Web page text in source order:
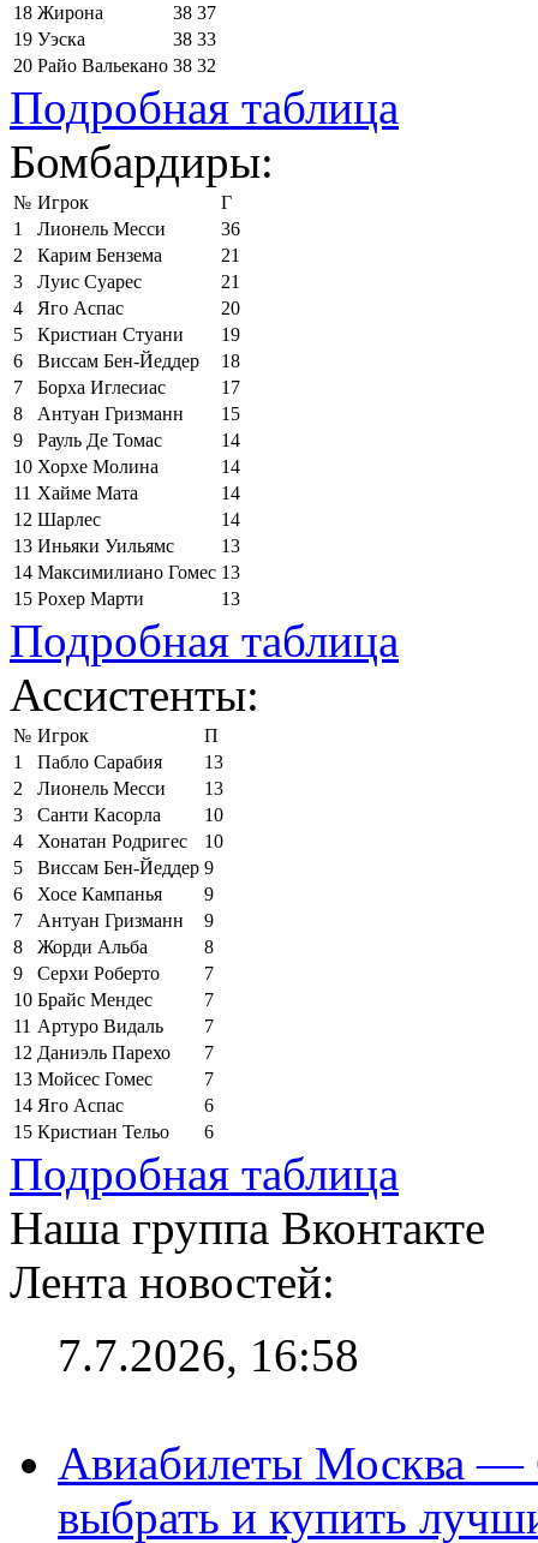
18 Жирона 38 37
19 Уэска 38 33
20 Райо Вальекано 38 32
Подробная таблица
Бомбардиры:
№ Игрок
Г
1
Лионель Месси
36
2
Карим Бензема
21
3
Луис Суарес
21
4
Яго Аспас
20
5
Кристиан Стуани
19
6
Виссам Бен-Йеддер
18
7
Борха Иглесиас
17
8
Антуан Гризманн
15
9
Рауль Де Томас
14
10 Хорхе Молина
14
11 Хайме Мата
14
12 Шарлес
14
13 Иньяки Уильямс
13
14 Максимилиано Гомес 13
15 Рохер Марти 13
Подробная таблица
Ассистенты:
№ Игрок
П
1
Пабло Сарабия
13
2
Лионель Месси
13
3
Санти Касорла
10
4
Хонатан Родригес
10
5
Виссам Бен-Йеддер 9
6
Хосе Кампанья
9
7
Антуан Гризманн
9
8
Жорди Альба
8
9
Серхи Роберто
7
10 Брайс Мендес
7
11 Артуро Видаль
7
12 Даниэль Парехо
7
13 Мойсес Гомес
7
14 Яго Аспас
6
15 Кристиан Тельо 6
Подробная таблица
Наша группа Вконтакте
Лента новостей:
7.7.2026, 16:58
Авиабилеты Москва —
выбрать и купить